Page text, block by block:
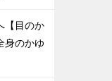
【目のか
身のかゆ